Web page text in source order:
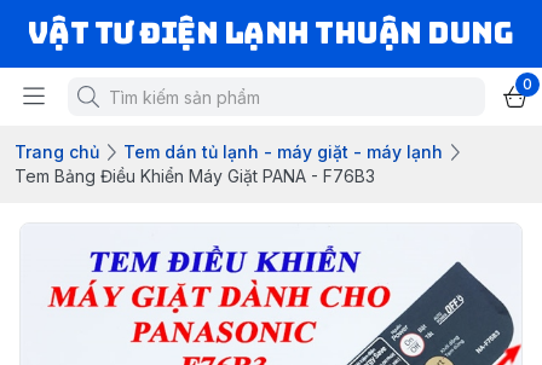
VẬT TƯ ĐIỆN LẠNH THUẬN DUNG
0
Trang chủ
Tem dán tủ lạnh - máy giặt - máy lạnh
Tem Bảng Điều Khiển Máy Giặt PANA - F76B3